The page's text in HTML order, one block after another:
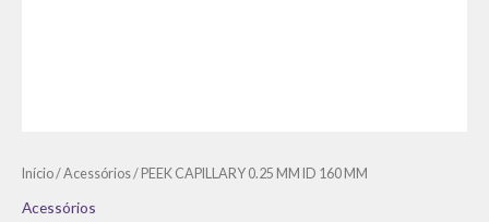
Início/Acessórios/ PEEK CAPILLARY 0.25 MM ID 160 MM
Acessórios